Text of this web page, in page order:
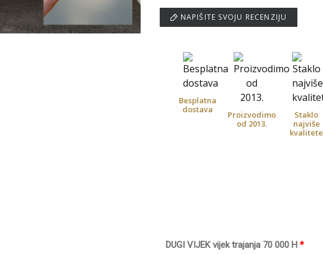
NAPIŠITE SVOJU RECENZIJU
*
DUGI VIJEK vijek trajanja 70 000 H
Besplatna
dostava
Proizvodimo
od 2013.
Staklo
najviše
kvalitete